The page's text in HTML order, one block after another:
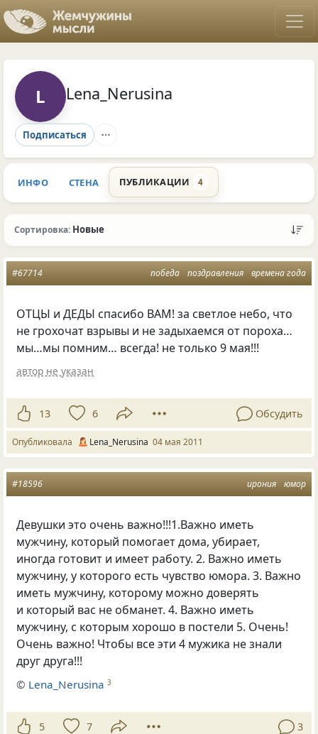
L Lena_Nerusina
Подписаться
ИНФО СТЕНА ПУБЛИКАЦИИ 4
Сортировка: Новые
победа поздравления времена года
#67714
ОТЦЫ и ДЕДЫ спасибо ВАМ! за светлое небо, что
не грохочат взрывы и не задыхаемся от пороха…
мы…мы помним… всегда! не только 9 мая!!!
автор не указан
13 6 Обсудить
Опубликовала Lena_Nerusina 04 мая 2011
ирония юмор
#18596
Девушки это очень важно!!!1.Важно иметь
мужчину, который помогает дома, убирает,
иногда готовит и имеет работу. 2. Важно иметь
мужчину, у которого есть чувство юмора. 3. Важно
иметь мужчину, которому можно доверять
и который вас не обманет. 4. Важно иметь
мужчину, с которым хорошо в постели 5. Очень!
Очень важно! Чтобы все эти 4 мужика не знали
друг друга!!!
© Lena_Nerusina 3
5 7 3